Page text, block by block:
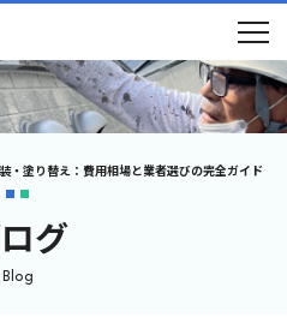
グ
Blog
・塗り替え：費用相場と業者選びの完全ガイド